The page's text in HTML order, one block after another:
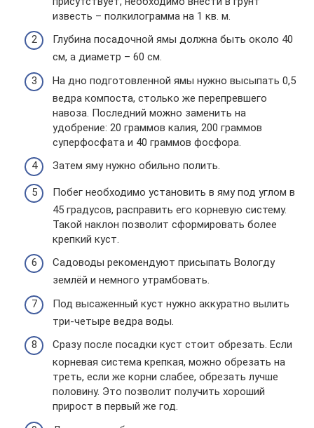
известь – полкилограмма на 1 кв. м.
Глубина посадочной ямы должна быть около 40
см, а диаметр – 60 см.
На дно подготовленной ямы нужно высыпать 0,5
ведра компоста, столько же перепревшего
навоза. Последний можно заменить на
удобрение: 20 граммов калия, 200 граммов
суперфосфата и 40 граммов фосфора.
Затем яму нужно обильно полить.
Побег необходимо установить в яму под углом в
45 градусов, расправить его корневую систему.
Такой наклон позволит сформировать более
крепкий куст.
Садоводы рекомендуют присыпать Вологду
землёй и немного утрамбовать.
Под высаженный куст нужно аккуратно вылить
три-четыре ведра воды.
Сразу после посадки куст стоит обрезать. Если
корневая система крепкая, можно обрезать на
треть, если же корни слабее, обрезать лучше
половину. Это позволит получить хороший
прирост в первый же год.